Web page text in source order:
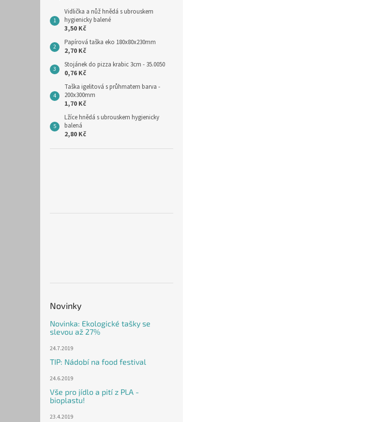
Vidlička a nůž hnědá s ubrouskem
hygienicky balené
3,50 Kč
Papírová taška eko 180x80x230mm
2,70 Kč
Stojánek do pizza krabic 3cm - 35.0050
0,76 Kč
Taška igelitová s průhmatem barva -
200x300mm
1,70 Kč
Lžíce hnědá s ubrouskem hygienicky
balená
2,80 Kč
Novinky
Novinka: Ekologické tašky se
slevou až 27%
24.7.2019
TIP: Nádobí na food festival
24.6.2019
Vše pro jídlo a pití z PLA -
bioplastu!
23.4.2019